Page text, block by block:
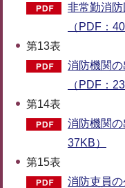
非常勤消
（PDF：
第13表
消防機関の
（PDF：
第14表
消防機関の
37KB）
第15表
消防吏員の